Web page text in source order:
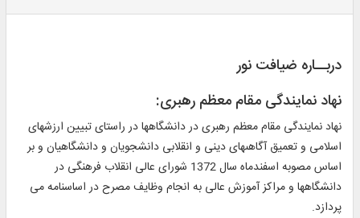
دربــاره ضیافت نور
نهاد نمايندگى مقام معظم رهبرى:
نهاد نمايندگى مقام معظم رهبرى در دانشگاهها در راستاى تبيين ارزشهاى
اسلامى و تعميق آگاهى‏هاى دينى و انقلابى دانشجويان و دانشگاهيان و بر
اساس مصوبه اسفندماه سال 1372 شوراى عالى انقلاب فرهنگى در
دانشگاهها و مراكز آموزش عالى به انجام وظايف مصرح در اساسنامه مى‏
پردازد.